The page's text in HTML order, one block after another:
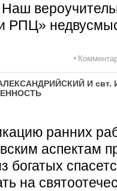
Наш
РПЦ»
И
ранних
аспектам
на